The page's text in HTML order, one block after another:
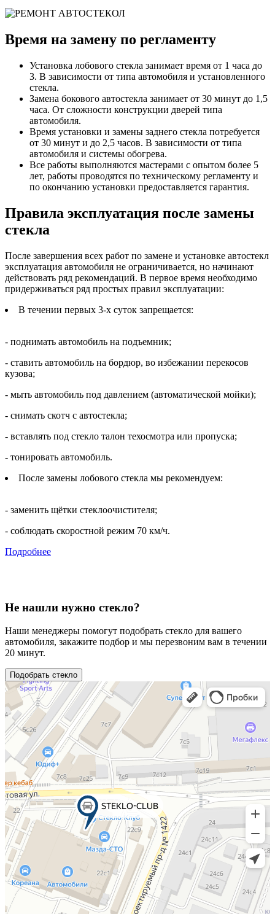
Время на замену по регламенту
Установка лобового стекла занимает время от 1 часа до
3. В зависимости от типа автомобиля и установленного
стекла.
Замена бокового автостекла занимает от 30 минут до 1,5
часа. От сложности конструкции дверей типа
автомобиля.
Время установки и замены заднего стекла потребуется
от 30 минут и до 2,5 часов. В зависимости от типа
автомобиля и системы обогрева.
Все работы выполняются мастерами с опытом более 5
лет, работы проводятся по техническому регламенту и
по окончанию установки предоставляется гарантия.
Правила эксплуатация после замены
стекла
После завершения всех работ по замене и установке автостекл
эксплуатация автомобиля не ограничивается, но начинают
действовать ряд рекомендаций. В первое время необходимо
придерживаться ряд простых правил эксплуатации:
В течении первых 3-х суток запрещается:
- поднимать автомобиль на подъемник;
- ставить автомобиль на бордюр, во избежании перекосов
кузова;
- мыть автомобиль под давлением (автоматической мойки);
- снимать скотч с автостекла;
- вставлять под стекло талон техосмотра или пропуска;
- тонировать автомобиль.
После замены лобового стекла мы рекомендуем:
- заменить щётки стеклоочистителя;
- соблюдать скоростной режим 70 км/ч.
Подробнее
Не нашли нужно стекло?
Наши менеджеры помогут подобрать стекло для вашего
автомобиля, закажите подбор и мы перезвоним вам в течении
20 минут.
Подобрать стекло